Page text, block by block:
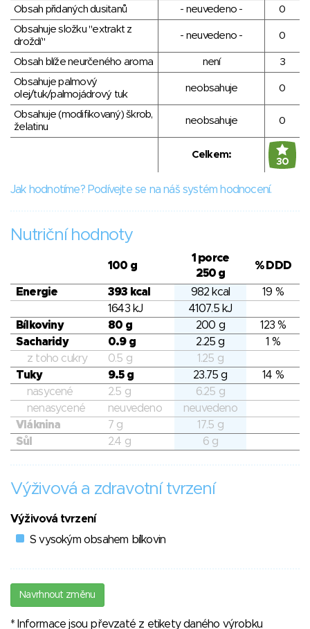
Obsah přidaných dusitanů
- neuvedeno -
0
Obsahuje složku "extrakt z
droždí"
- neuvedeno - 0
Obsah blíže neurčeného aroma není
3
Obsahuje palmový
olej/tuk/palmojádrový tuk
neobsahuje 0
Obsahuje (modifikovaný) škrob,
želatinu
neobsahuje 0
Celkem:
30
Jak hodnotíme? Podívejte se na náš systém hodnocení.
Nutriční hodnoty
100 g
1 porce
250 g
% DDD
Energie 393 kcal 982 kcal
19 %
1643 kJ
4107.5 kJ
Bílkoviny
80 g 200 g
123 %
Sacharidy
0.9 g 2.25 g
1 %
z toho cukry
0.5 g
1.25 g
Tuky
9.5 g 23.75 g
14 %
nasycené
2.5 g
6.25 g
nenasycené
neuvedeno
neuvedeno
Vláknina
7 g
17.5 g
Sůl
2.4 g 6 g
Výživová a zdravotní tvrzení
Výživová tvrzení
S vysokým obsahem bílkovin
Navrhnout změnu
* Informace jsou převzaté z etikety daného výrobku